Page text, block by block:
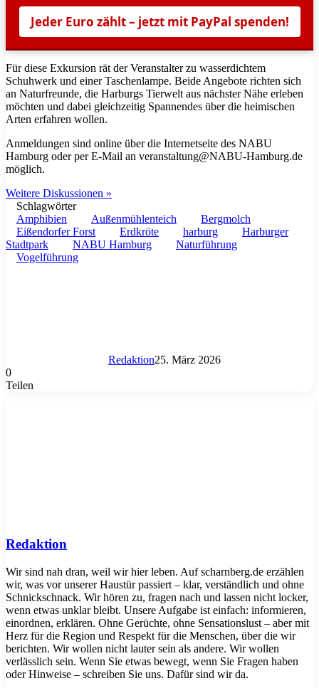
Jeder Euro zählt – jetzt mit PayPal spenden!
Für diese Exkursion rät der Veranstalter zu wasserdichtem
Schuhwerk und einer Taschenlampe. Beide Angebote richten sich
an Naturfreunde, die Harburgs Tierwelt aus nächster Nähe erleben
möchten und dabei gleichzeitig Spannendes über die heimischen
Arten erfahren wollen.
Anmeldungen sind online über die Internetseite des NABU
Hamburg oder per E-Mail an veranstaltung@NABU-Hamburg.de
möglich.
Weitere Diskussionen »
Schlagwörter
Amphibien
Außenmühlenteich
Bergmolch
Eißendorfer Forst
Erdkröte harburg
Harburger
Stadtpark
NABU Hamburg
Naturführung
Vogelführung
Redaktion25. März 2026
0
Teilen
Redaktion
Wir sind nah dran, weil wir hier leben. Auf scharnberg.de erzählen
wir, was vor unserer Haustür passiert – klar, verständlich und ohne
Schnickschnack. Wir hören zu, fragen nach und lassen nicht locker,
wenn etwas unklar bleibt. Unsere Aufgabe ist einfach: informieren,
einordnen, erklären. Ohne Gerüchte, ohne Sensationslust – aber mit
Herz für die Region und Respekt für die Menschen, über die wir
berichten. Wir wollen nicht lauter sein als andere. Wir wollen
verlässlich sein. Wenn Sie etwas bewegt, wenn Sie Fragen haben
oder Hinweise – schreiben Sie uns. Dafür sind wir da.